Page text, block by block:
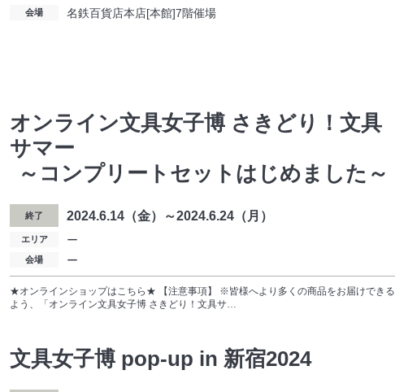
会場 名鉄百貨店本店[本館]7階催場
オンライン文具女子博 さきどり！文具
サマー
～コンプリートセットはじめました～
終了 2024.6.14（金）～2024.6.24（月）
エリア ー
会場 ー
★オンラインショップはこちら★ 【注意事項】 ※皆様へより多くの商品をお届けできる
よう、「オンライン文具女子博 さきどり！文具サ…
文具女子博 pop-up in 新宿2024